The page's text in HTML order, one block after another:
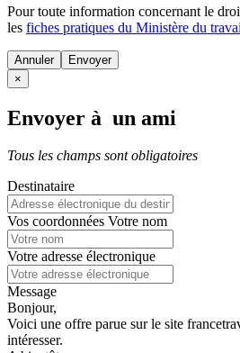
Pour toute information concernant le
les fiches pratiques du Ministère du
Annuler
×
Envoyer à un ami
Tous les champs sont obligatoires
Destinataire
Vos coordonnées Votre nom
Votre adresse électronique
Message
Bonjour,
Voici une offre parue sur le site
intéresser.